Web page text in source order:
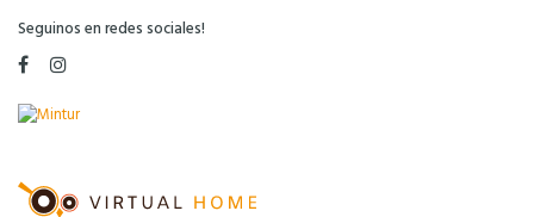
Seguinos en redes sociales!